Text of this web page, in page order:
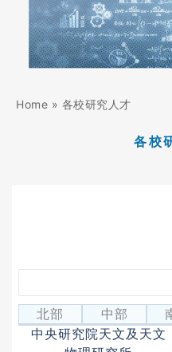
Home » 各校研究人才
各校
坂本和
Sakamoto, Kazushi
中央研究院天文及天文
尋
北部 中部